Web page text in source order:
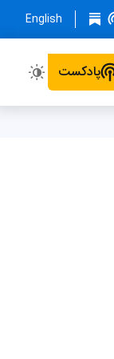
English
پادکست